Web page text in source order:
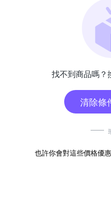
找不到商品嗎？
清除條
也許你會對這些價格優